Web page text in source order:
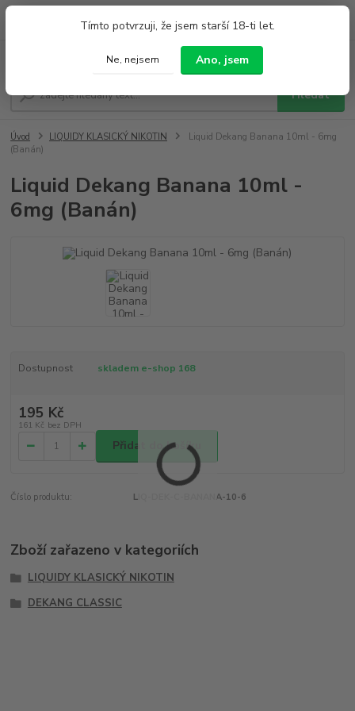
Tímto potvrzuji, že jsem starší 18-ti let.
Ne, nejsem Ano, jsem
Hledat
Po - Pá 9:00 - 19:00 So 9:00 - 14:00
Úvod LIQUIDY KLASICKÝ NIKOTIN
Liquid Dekang Banana 10ml - 6mg
(Banán)
Liquid Dekang Banana 10ml -
6mg (Banán)
Dostupnost skladem e-shop 168
195 Kč
161 Kč bez DPH
Přidat do košíku
Číslo produktu: LIQ-DEK-C-BANANA-10-6
Zboží zařazeno v kategoriích
LIQUIDY KLASICKÝ NIKOTIN
DEKANG CLASSIC